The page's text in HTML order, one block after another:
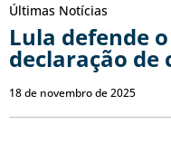
Últimas Notícias
Lula defende
declaração de
18 de novembro de 2025